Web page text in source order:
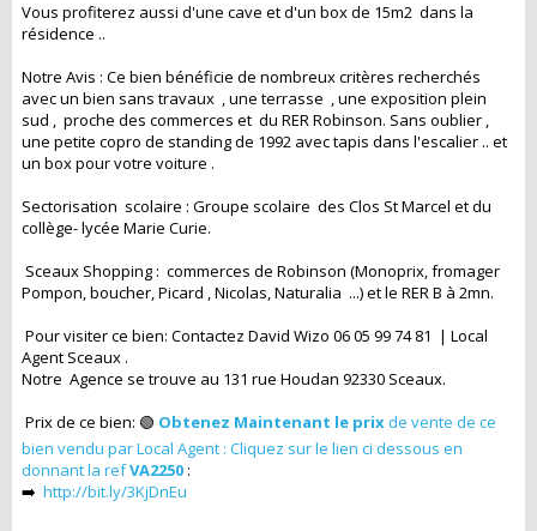
Vous profiterez aussi d'une cave et d'un box de 15m2 dans la
résidence ..
Notre Avis : Ce bien bénéficie de nombreux critères recherchés
avec un bien sans travaux , une terrasse , une exposition plein
sud , proche des commerces et du RER Robinson. Sans oublier ,
une petite copro de standing de 1992 avec tapis dans l'escalier .. et
un box pour votre voiture .
Sectorisation scolaire : Groupe scolaire des Clos St Marcel et du
collège- lycée Marie Curie.
Sceaux Shopping : commerces de Robinson (Monoprix, fromager
Pompon, boucher, Picard , Nicolas, Naturalia ...) et le RER B à 2mn.
Pour visiter ce bien: Contactez David Wizo 06 05 99 74 81 | Local
Agent Sceaux .
Notre Agence se trouve au 131 rue Houdan 92330 Sceaux.
Prix de ce bien: 🟢 Obtenez Maintenant le prixde vente de ce
bien vendu par Local Agent : Cliquez sur le lien ci dessous en
donnant la refVA2250 :
➡️ http://bit.ly/3KjDnEu